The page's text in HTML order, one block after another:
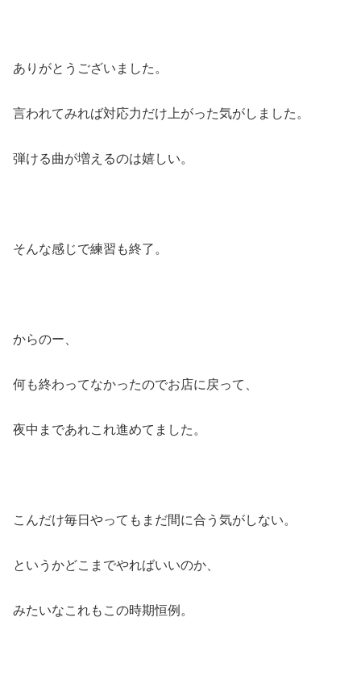
ありがとうございました。
言われてみれば対応力だけ上がった気がしました。
弾ける曲が増えるのは嬉しい。
そんな感じで練習も終了。
からのー、
何も終わってなかったのでお店に戻って、
夜中まであれこれ進めてました。
こんだけ毎日やってもまだ間に合う気がしない。
というかどこまでやればいいのか、
みたいなこれもこの時期恒例。